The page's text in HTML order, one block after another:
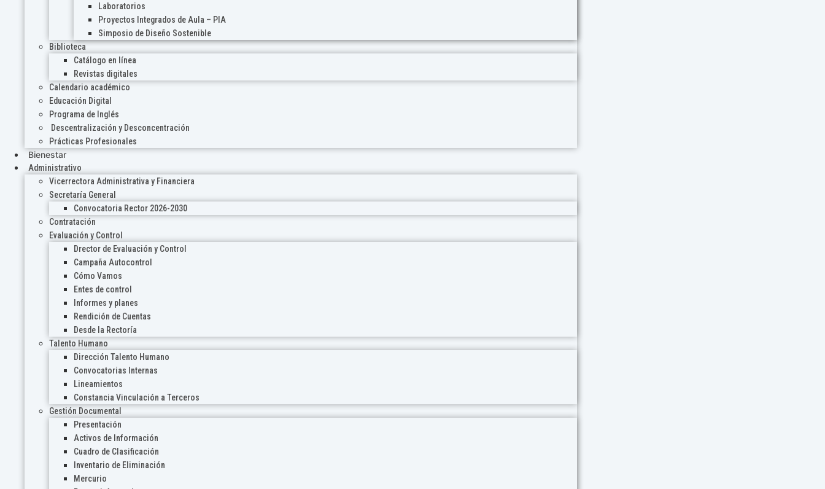
Laboratorios
Proyectos Integrados de Aula – PIA
Simposio de Diseño Sostenible
Biblioteca
Catálogo en línea
Revistas digitales
Calendario académico
Educación Digital
Programa de Inglés
Descentralización y Desconcentración
Prácticas Profesionales
Bienestar
Administrativo
Vicerrectora Administrativa y Financiera
Secretaría General
Convocatoria Rector 2026-2030
Contratación
Evaluación y Control
Drector de Evaluación y Control
Campaña Autocontrol
Cómo Vamos
Entes de control
Informes y planes
Rendición de Cuentas
Desde la Rectoría
Talento Humano
Dirección Talento Humano
Convocatorias Internas
Lineamientos
Constancia Vinculación a Terceros
Gestión Documental
Presentación
Activos de Información
Cuadro de Clasificación
Inventario de Eliminación
Mercurio